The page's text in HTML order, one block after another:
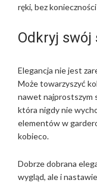
ręki, bez
Odkryj swój
Elegancja nie jest
Może towarzyszyć
nawet najprostszym
która nigdy nie
elementów w
kobieco.
Dobrze dobrana
wygląd, ale i